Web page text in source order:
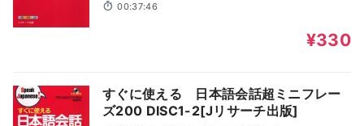
00:37:46
¥330
すぐに使える 日本語会話超ミニフレー
ズ200 DISC1-2[Jリサーチ出版]